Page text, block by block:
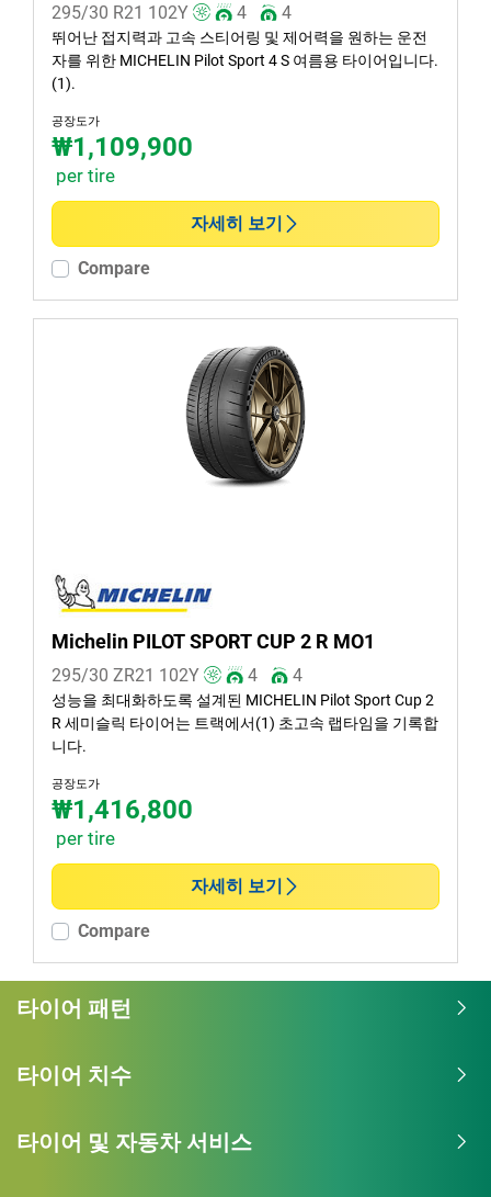
295/30 R21 102Y 4 4
뛰어난 접지력과 고속 스티어링 및 제어력을 원하는 운전
자를 위한 MICHELIN Pilot Sport 4 S 여름용 타이어입니다.
(1).
공장도가
₩1,109,900
per tire
자세히 보기
Compare
Michelin PILOT SPORT CUP 2 R MO1
295/30 ZR21 102Y 4 4
성능을 최대화하도록 설계된 MICHELIN Pilot Sport Cup 2
R 세미슬릭 타이어는 트랙에서(1) 초고속 랩타임을 기록합
니다.
공장도가
₩1,416,800
per tire
자세히 보기
Compare
타이어 패턴
타이어 치수
타이어 및 자동차 서비스